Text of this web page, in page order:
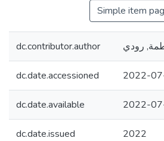
Simple item
dc.contributor.author رودي
dc.date.accessioned 2022-
dc.date.available 2022-
dc.date.issued 2022